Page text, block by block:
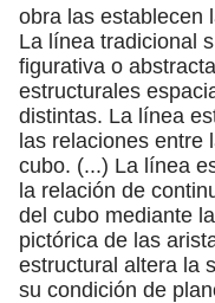
obra las establecen
La línea tradicional
figurativa o
estructurales
distintas. La línea
las relaciones entre
cubo. (...) La línea
la relación de
del cubo mediante
pictórica de las
estructural altera la
su condición de